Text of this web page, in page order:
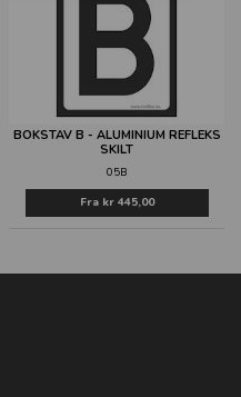
BOKSTAV B - ALUMINIUM REFLEKS
SKILT
05B
Fra kr 445,00